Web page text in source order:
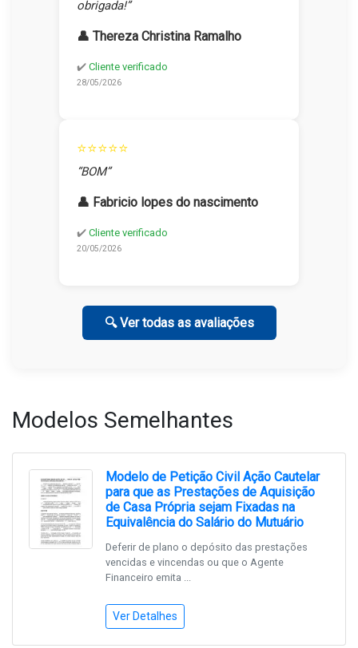
obrigada!”
👤 Thereza Christina Ramalho
✔️ Cliente verificado
28/05/2026
⭐⭐⭐⭐⭐
“BOM”
👤 Fabricio lopes do nascimento
✔️ Cliente verificado
20/05/2026
🔍 Ver todas as avaliações
Modelos Semelhantes
Modelo de Petição Civil Ação Cautelar
para que as Prestações de Aquisição
de Casa Própria sejam Fixadas na
Equivalência do Salário do Mutuário
Deferir de plano o depósito das prestações
vencidas e vincendas ou que o Agente
Financeiro emita ...
Ver Detalhes